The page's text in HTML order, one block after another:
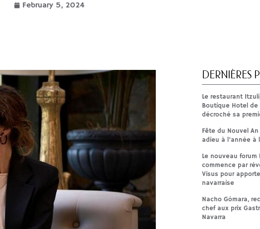
February 5, 2024
DERNIÈRES
Le restaurant
Boutique Hotel
décroché sa
Fête du Nouvel
adieu à l’année à
Le nouveau forum
commence par
Visus pour
navarraise
Nacho Gómara,
chef aux prix
Navarra